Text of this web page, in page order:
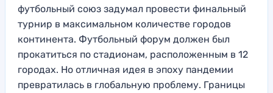
футбольный союз задумал провести финальный
турнир в максимальном количестве городов
континента. Футбольный форум должен был
прокатиться по стадионам, расположенным в 12
городах. Но отличная идея в эпоху пандемии
превратилась в глобальную проблему. Границы